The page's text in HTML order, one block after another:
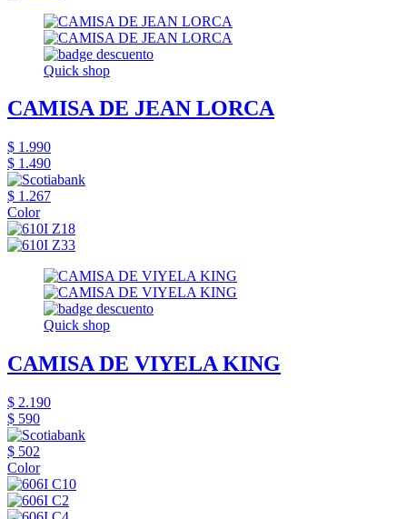
Quick shop
CAMISA DE JEAN LORCA
$ 1.990
$ 1.490
$ 1.267
Color
Quick shop
CAMISA DE VIYELA KING
$ 2.190
$ 590
$ 502
Color